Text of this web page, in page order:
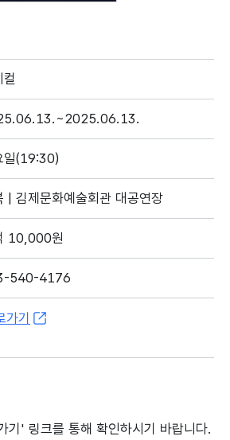
컬
일(19:30)
| 김제문화예술회관 대공연장
10,000원
540-4176
가기
기' 링크를 통해 확인하시기 바랍니다.